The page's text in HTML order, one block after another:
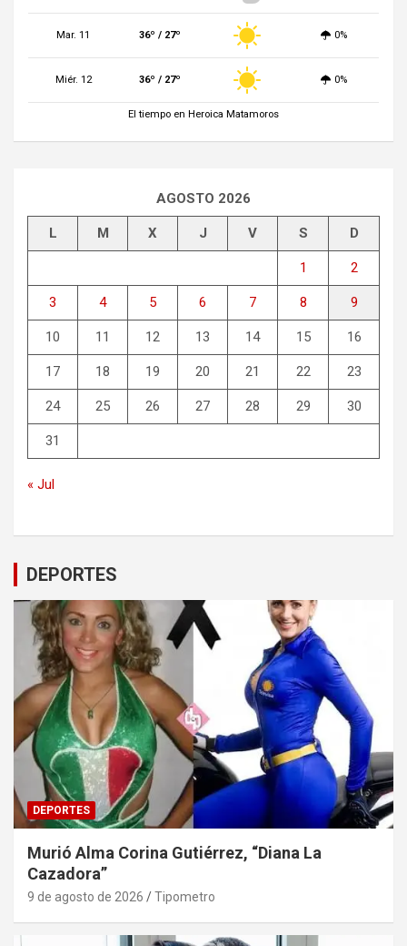
Mar. 11 36º / 27º 0%
Miér. 12 36º / 27º 0%
El tiempo en Heroica Matamoros
AGOSTO 2026
L M X J V S D
1 2
3 4 5 6 7 8 9
10 11 12 13 14 15 16
17 18 19 20 21 22 23
24 25 26 27 28 29 30
31
« Jul
DEPORTES
DEPORTES
Murió Alma Corina Gutiérrez, “Diana La
Cazadora”
9 de agosto de 2026 Tipometro